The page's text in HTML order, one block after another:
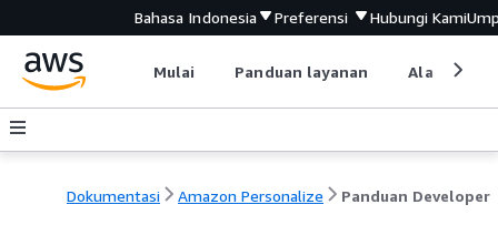
Bahasa Indonesia Preferensi Hubungi Kami
Mulai Panduan layanan Alat
Dokumentasi Amazon Personalize Panduan Developer